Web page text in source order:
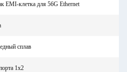
EMI-клетка для 56G Ethernet
сплав
1х2